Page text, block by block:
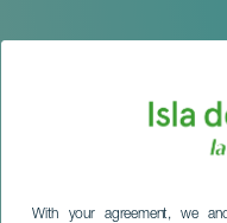
With your agreement, we